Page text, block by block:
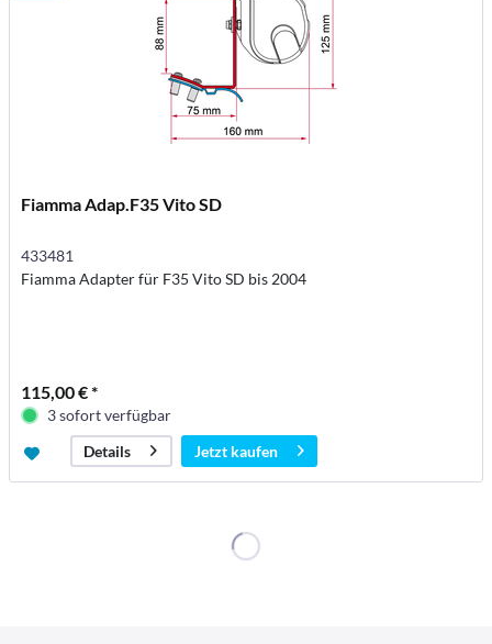
Fiamma Adap.F35 Vito SD
433481
Fiamma Adapter für F35 Vito SD bis 2004
115,00 € *
3 sofort verfügbar
Details
Jetzt kaufen